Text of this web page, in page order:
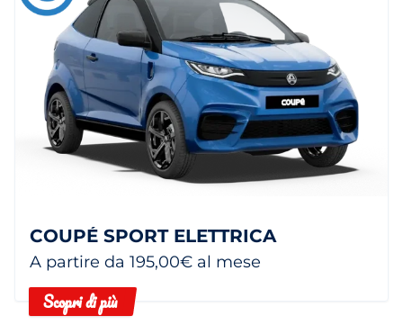
COUPÉ SPORT ELETTRICA
A partire da 195,00€ al mese
Scopri di più